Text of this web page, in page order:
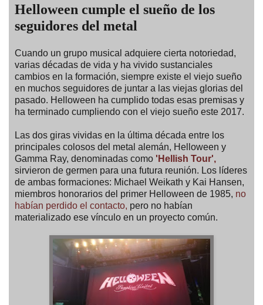
Helloween cumple el sueño de los
seguidores del metal
Cuando un grupo musical adquiere cierta notoriedad,
varias décadas de vida y ha vivido sustanciales
cambios en la formación, siempre existe el viejo sueño
en muchos seguidores de juntar a las viejas glorias del
pasado. Helloween ha cumplido todas esas premisas y
ha terminado cumpliendo con el viejo sueño este 2017.
Las dos giras vividas en la última década entre los
principales colosos del metal alemán, Helloween y
Gamma Ray, denominadas como 'Hellish Tour',
sirvieron de germen para una futura reunión. Los líderes
de ambas formaciones: Michael Weikath y Kai Hansen,
miembros honorarios del primer Helloween de 1985, no
habían perdido el contacto, pero no habían
materializado ese vínculo en un proyecto común.